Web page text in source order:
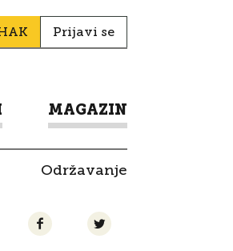
Prijavi se
MAGAZIN
Održavanje